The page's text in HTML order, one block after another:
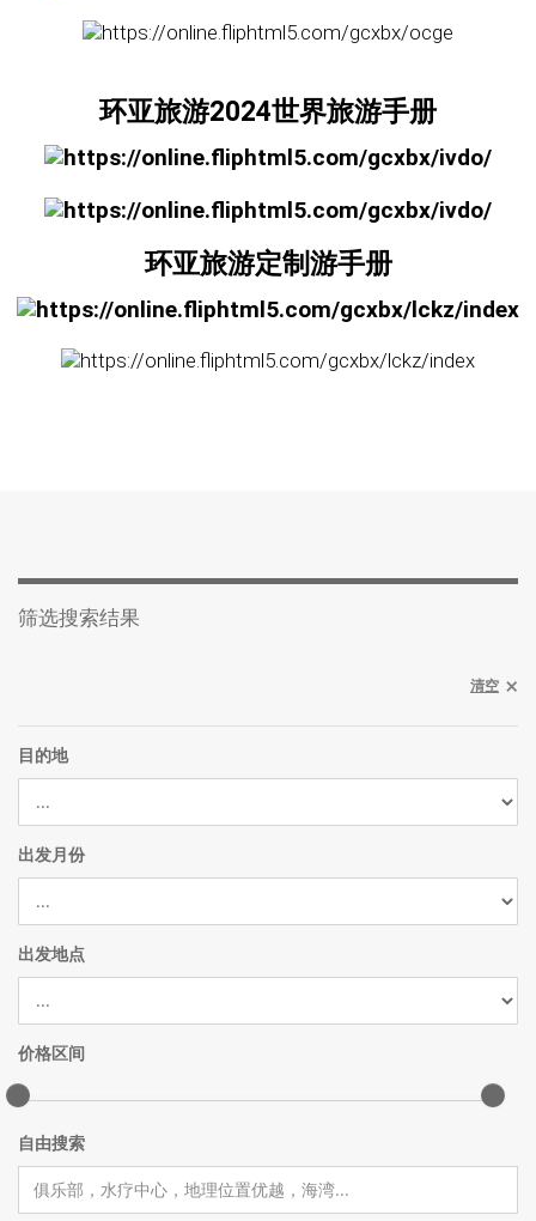
环亚旅游2024世界旅游手册
环亚旅游定制游手册
筛选搜索结果
清空
目的地
出发月份
出发地点
价格区间
自由搜索